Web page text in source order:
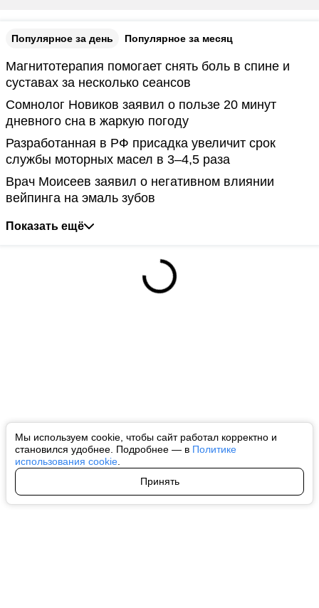
Мы используем cookie, чтобы сайт работал корректно и
становился удобнее. Подробнее — в Политике
использования cookie
Принять
Популярное за день Популярное за месяц
Магнитотерапия помогает снять боль в спине и
суставах за несколько сеансов
Сомнолог Новиков заявил о пользе 20 минут
дневного сна в жаркую погоду
Разработанная в РФ присадка увеличит срок
службы моторных масел в 3–4,5 раза
Врач Моисеев заявил о негативном влиянии
вейпинга на эмаль зубов
Показать ещё